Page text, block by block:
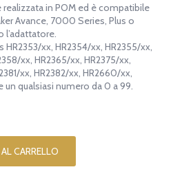
in POM ed è compatibile
Avance, 7000 Series, Plus o
l’adattatore.
xx, HR2354/xx, HR2355/xx,
xx, HR2365/xx, HR2375/xx,
xx, HR2382/xx, HR2660/xx,
un qualsiasi numero da 0 a 99.
CARRELLO